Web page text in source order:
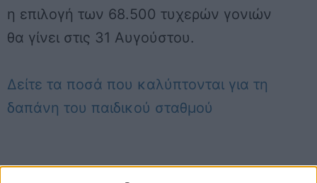
η επιλογή των 68.500 τυχερών γονιών
θα γίνει στις 31 Αυγούστου.
Δείτε τα ποσά που καλύπτονται για τη
δαπάνη του παιδικού σταθμού